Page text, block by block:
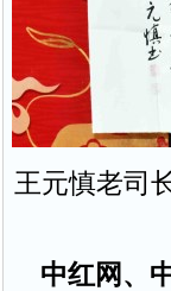
王元慎老司
中红网、